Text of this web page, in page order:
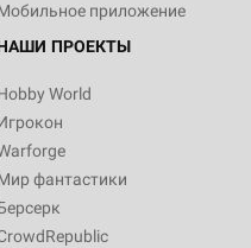
приложение
ПРОЕКТЫ
World
фантастики